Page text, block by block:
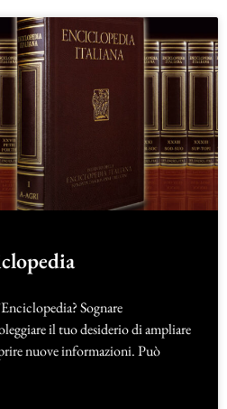
Sognare
il tuo desiderio di ampliare
nuove informazioni. Può